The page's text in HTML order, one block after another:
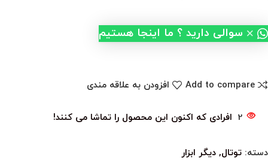
× سوالی دارید ؟ ما اینجا هستیم
Add to compare افزودن به علاقه مندی
2 افرادی که اکنون این محصول را تماشا می کنند!
دسته: توتال, دیگر ابزار